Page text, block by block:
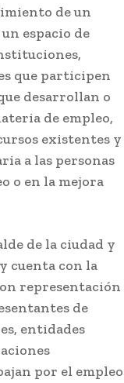
nombre para el
de un
espacio de
que participen
desarrollan o
de empleo,
existentes y
a las personas
o en la mejora
de la ciudad y
cuenta con la
representación
de
entidades
por el empleo